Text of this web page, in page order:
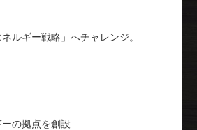
ルギー戦略」へチャレンジ。
の拠点を創設